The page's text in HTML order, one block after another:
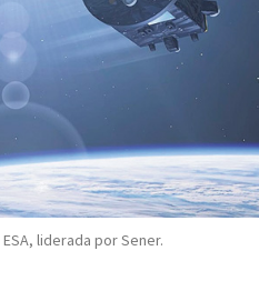
liderada por Sener.